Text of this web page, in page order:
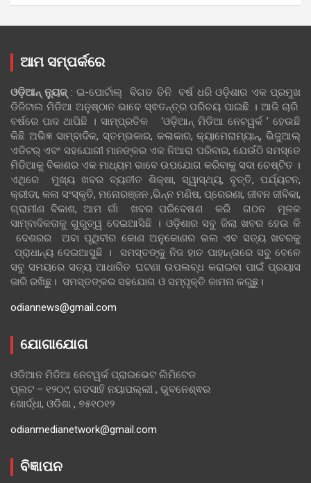
ଆମ ସମ୍ପର୍କରେ
ଓଡ଼ିଆନ୍‍ ନ୍ୟୁଜ୍‍: ଇ-ପୋର୍ଟାଲ୍ ବିଗତ ତିନି ବର୍ଷ ଧରି ଓଡ଼ିଶାର ଏକ ପ୍ରମୁଖ
ଡିଜିଟାଲ ମିଡିଆ ଅନୁଷ୍ଠାନ ଭାବେ ସ୍ଵତନ୍ତ୍ର ପରିଚୟ ପାଇଛି । ଆଜି ଚାରି
ବର୍ଷରେ ପାଦ ଥାପିଛି । ସାମ୍ପ୍ରତିକ ‘ଓଡ଼ିଆନ୍‍ ମିଡିଆ ନେଟୱର୍କ ’ ହେଉଛି
କିଛି ଅଭିଜ୍ଞ ସାମ୍ବାଦିକ, ସ୍ତମ୍ଭକାର, କଳାକାର, କ୍ୟାମେରାମ୍ୟାନ୍, ଭିଜୁଆଲ୍
ଏଡିଟର୍ ଏବଂ ସହଯୋଗୀ ମାନଙ୍କର ଏକ ନିଆରା ପରିବାର, ଯେଉଁଠି ସମସ୍ତେ
ମିଡିଆକୁ ବିକାଶର ଏକ ମାଧ୍ୟମ ଭାବେ ଉପଯୋଗ କରିବାକୁ ସଦା ଚେଷ୍ଟିତ ।
ଏଥିରେ ମୁଖ୍ୟ ଖବର ବ୍ୟତୀତ ଶିକ୍ଷା, ସ୍ୱାସ୍ଥ୍ୟ, ବୃତ୍ତି, ପର୍ଯ୍ୟଟନ,
କ୍ରୀଡା, କଳା ସଂସ୍କୃତି, ମନୋରଞ୍ଜନ ,ଭିନ୍ନ ମଣିଷ, ପ୍ରେରଣା, ଜୀବନ ଜୀବିକା,
ଗ୍ରାମୀଣ ବିକାଶ, ଆମ ଗାଁ ଖବର ପରିବେଷଣ କରି ଗଠନ ମୂଳକ
ସାମ୍ବାଦିକତାକୁ ଗୁରୁତ୍ୱ ଦେଇଆସିଛି । ଓଡ଼ିଶାର ସବୁ ଜିଲା ଖବର ହେଉ କି
ଦେଶରର ଅବା ପୃଥିବୀର କୋଣ ଅନୁକୋଣର ଭଲ ଏବ ସତ୍ୟ ଖବରକୁ
ପ୍ରାଧାନ୍ୟ ଦେଇଆସୁଛି । ସମସ୍ତଙ୍କୁ ନିଜ ହାତ ପାହାନ୍ତାରେ ସବୁ ବେଳେ
ସବୁ ସମୟରେ ସତ୍ୟ ଆଧାରିତ ଘଟଣା ଉପଲବ୍ଧ କରାଇବା ପାଇଁ ପ୍ରୟାସ
ଜାରି ରଖିଛୁ। ସମସ୍ତଙ୍କର ସହଯୋଗ ଓ ସମ୍ପୃକ୍ତି କାମନା କରୁଛୁ।
odiannews@gmail.com
ଯୋଗାଯୋଗ
ଓଡିଆନ ମିଡିଆ ନେଟୱର୍କ ପ୍ରାଇଭେଟ ଲିମିଟେଡ
ପ୍ଲଟ – ୧୨୦୯, ଗଡସାହି ନୟାପଲ୍ଲୀ , ଭୁବନେଶ୍ଵର
ଖୋର୍ଦ୍ଧା, ଓଡିଶା , ୭୫୧୦୧୨
odianmedianetwork@gmail.com
ବିଜ୍ଞାପନ